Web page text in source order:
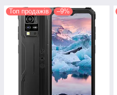
Топ продажів –9%